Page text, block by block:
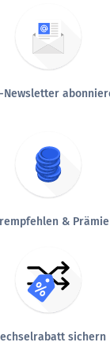
Newsletter
&
sichern